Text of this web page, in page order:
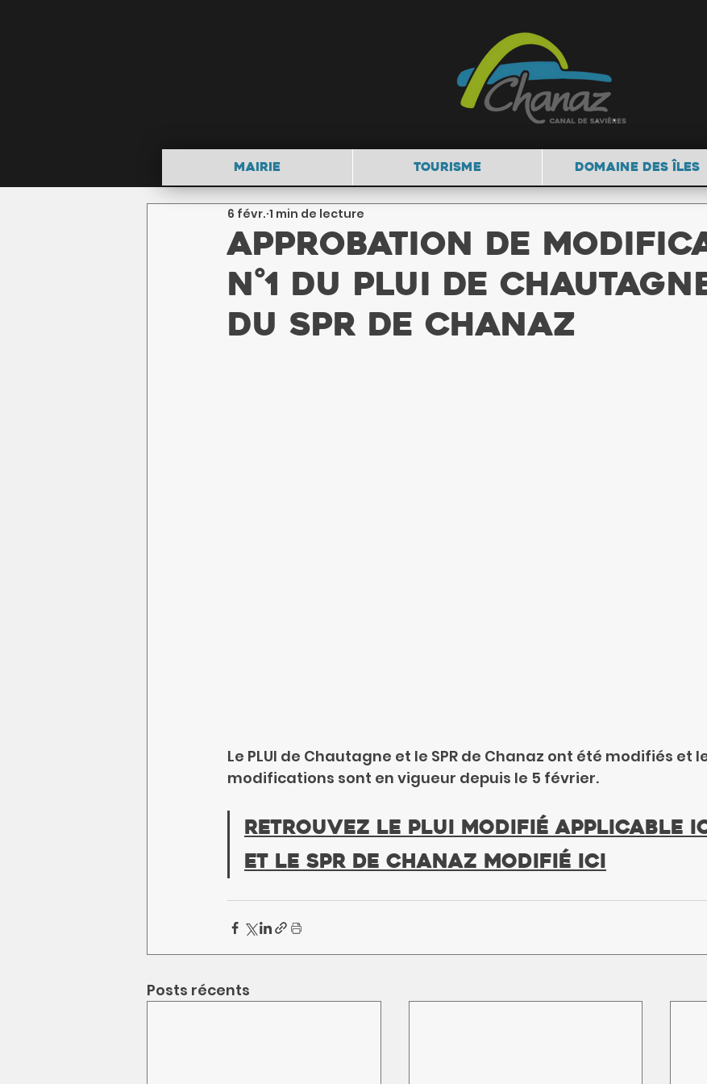
Mairie TOURISME DOMAINE DES ÎLES
Approbation de
n°1 du PLUi de
du SPR de Chanaz
6 févr. 1 min de lecture
Le PLUI de Chautagne et le SPR de Chanaz ont été modifiés et
modifications sont en vigueur depuis le 5 février.
Retrouvez le Plui modifié applicable
Et le SPR de Chanaz modifié ici
Posts récents